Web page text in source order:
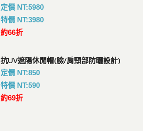
定價 NT:5980
特價 NT:3980
約66折
抗UV遮陽休閒帽(臉/肩頸部防曬設計)
定價 NT:850
特價 NT:590
約69折